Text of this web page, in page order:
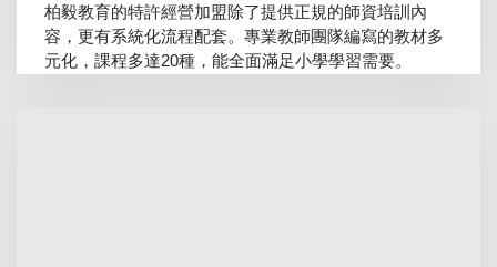
柏毅教育的特許經營加盟除了提供正規的師資培訓內
容，更有系統化流程配套。專業教師團隊編寫的教材多
元化，課程多達20種，能全面滿足小學學習需要。